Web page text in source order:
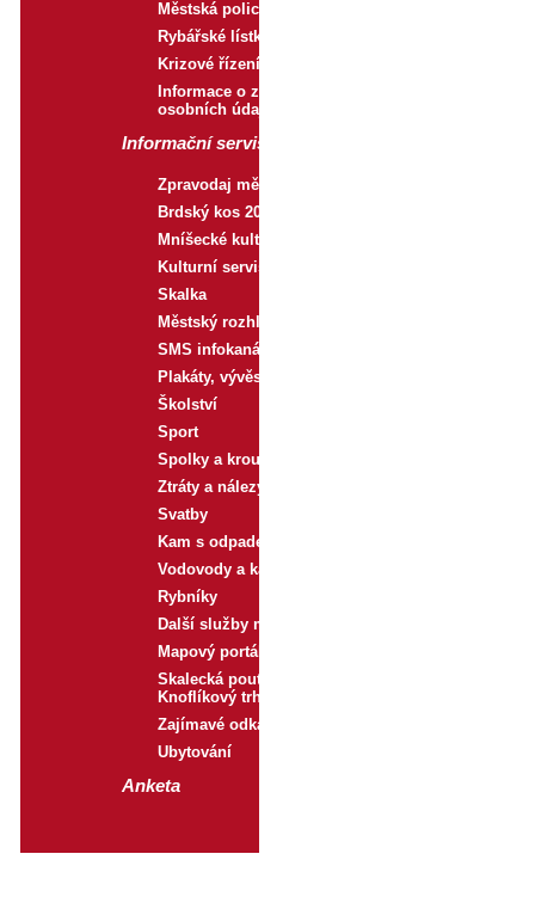
Městská policie
Rybářské lístky
Krizové řízení
Informace o zpracování
osobních údajů
Informační servis
Zpravodaj města
Brdský kos 2019
Mníšecké kulturní léto
Kulturní servis města
Skalka
Městský rozhlas
SMS infokanál
Plakáty, vývěsky
Školství
Sport
Spolky a kroužky
Ztráty a nálezy
Svatby
Kam s odpadem
Vodovody a kanalizace
Rybníky
Další služby města
Mapový portál
Skalecká pouť a
Knoflíkový trh
Zajímavé odkazy
Ubytování
Anketa